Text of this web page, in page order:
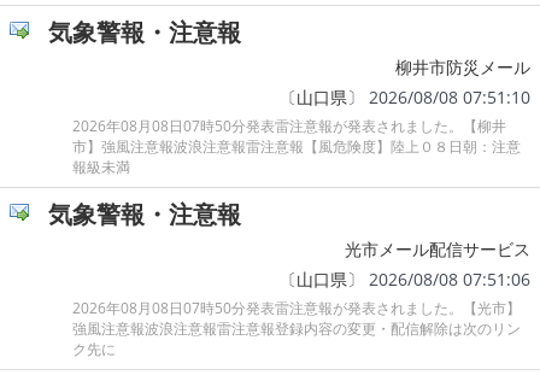
気象警報・注意報
柳井市防災メール
〔山口県〕 2026/08/08 07:51:10
2026年08月08日07時50分発表雷注意報が発表されました。【柳井
市】強風注意報波浪注意報雷注意報【風危険度】陸上０８日朝：注意
報級未満
気象警報・注意報
光市メール配信サービス
〔山口県〕 2026/08/08 07:51:06
2026年08月08日07時50分発表雷注意報が発表されました。【光市】
強風注意報波浪注意報雷注意報登録内容の変更・配信解除は次のリン
ク先に